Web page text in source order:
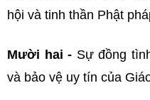
hội và tinh thần Phật
Mười hai - Sự đồng
và bảo vệ uy tín của